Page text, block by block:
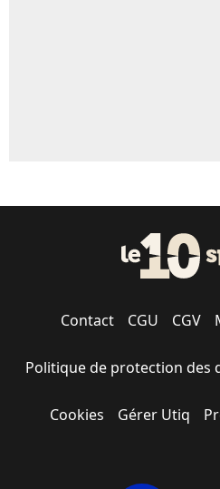
Contact CGU CGV
Politique de protection des
Cookies Gérer Utiq